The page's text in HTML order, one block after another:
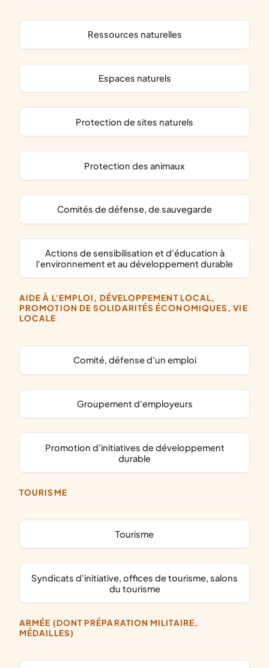
ressources naturelles
espaces naturels
protection de sites naturels
protection des animaux
comités de défense, de sauvegarde
actions de sensibilisation et d'éducation à
l'environnement et au développement durable
AIDE À L'EMPLOI, DÉVELOPPEMENT LOCAL,
PROMOTION DE SOLIDARITÉS ÉCONOMIQUES, VIE
LOCALE
Comité, défense d'un emploi
groupement d'employeurs
promotion d'initiatives de développement
durable
TOURISME
Tourisme
syndicats d'initiative, offices de tourisme, salons
du tourisme
ARMÉE (DONT PRÉPARATION MILITAIRE,
MÉDAILLES)